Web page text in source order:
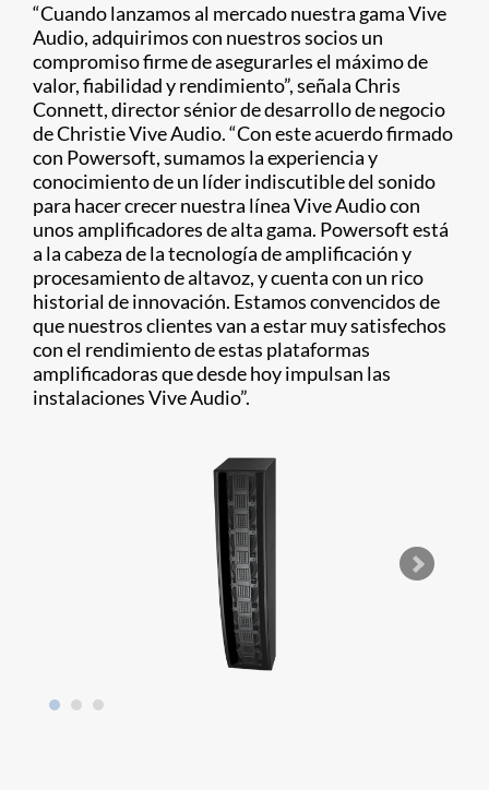
“Cuando lanzamos al mercado nuestra gama Vive
Audio, adquirimos con nuestros socios un
compromiso firme de asegurarles el máximo de
valor, fiabilidad y rendimiento”, señala Chris
Connett, director sénior de desarrollo de negocio
de Christie Vive Audio. “Con este acuerdo firmado
con Powersoft, sumamos la experiencia y
conocimiento de un líder indiscutible del sonido
para hacer crecer nuestra línea Vive Audio con
unos amplificadores de alta gama. Powersoft está
a la cabeza de la tecnología de amplificación y
procesamiento de altavoz, y cuenta con un rico
historial de innovación. Estamos convencidos de
que nuestros clientes van a estar muy satisfechos
con el rendimiento de estas plataformas
amplificadoras que desde hoy impulsan las
instalaciones Vive Audio”.